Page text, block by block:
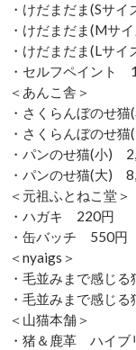
・けだまだま(Sサ
・けだまだま(Mサ
・けだまだま(Lサ
・セルフペイント
＜あんこ舎＞
・さくらんぼのせ
・さくらんぼのせ
・パンのせ猫(小)
・パンのせ猫(大)
＜元祖ふとねこ堂＞
・ハガキ 220円
・缶バッチ 550円
＜nyaigs＞
・毛並みまで感じ
・毛並みまで感じ
＜山猫本舗＞
・猪＆鹿革 ハイ